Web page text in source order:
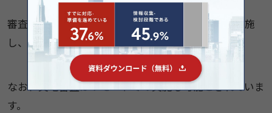
審査は、指定委員会から指定を受けた評価機関が実施
し、所要期間は1〜2日程度が目安とされています。
なお、実地審査はリモートでの実施も可能とされていま
す。